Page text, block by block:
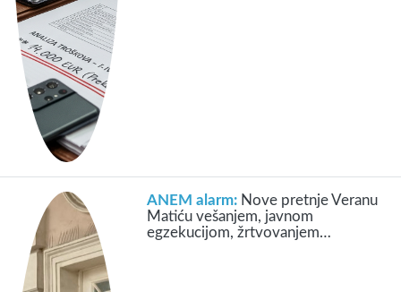
ANEM alarm: Nove pretnje Veranu
Matiću vešanjem, javnom
egzekucijom, žrtvovanjem…